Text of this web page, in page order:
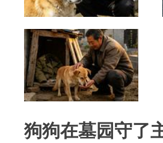
狗狗在墓园守了